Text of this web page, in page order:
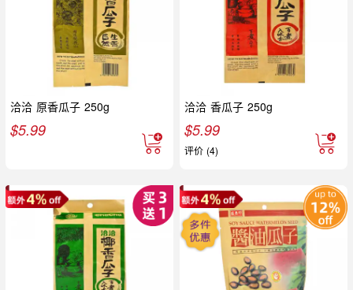
洽洽 原香瓜子 250g
$5.99
洽洽 香瓜子 250g
$5.99
评价 (4)